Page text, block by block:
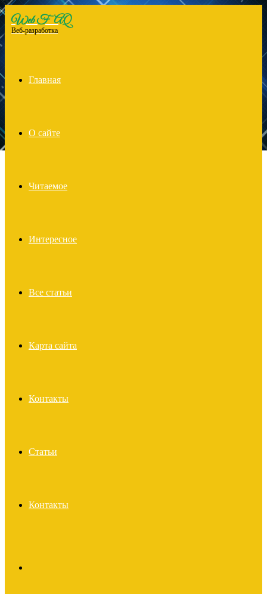
Menu
Web FAQ
Веб-разработка
Главная
О сайте
Читаемое
Интересное
Все статьи
Карта сайта
Контакты
Статьи
Контакты